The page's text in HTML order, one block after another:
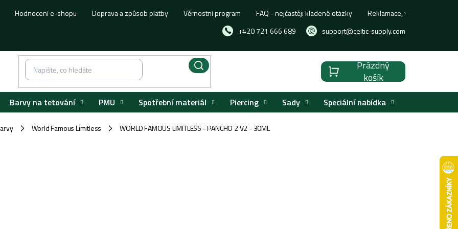
+420 721 666 689 support@celtic-supply.com
Hodnocení e-shopu Doprava a způsob platby Věrnostní program FAQ - nejčastěji kladené otázky Reklamace, výměna nebo
Nákupní
košík
Prázdný
košík
Barvy na tetování PMU Spotřební materiál Piercing Sady Speciální nabídka
/ World Famous Limitless / WORLD FAMOUS LIMITLESS - PANCHO 2 V2 - 30ML